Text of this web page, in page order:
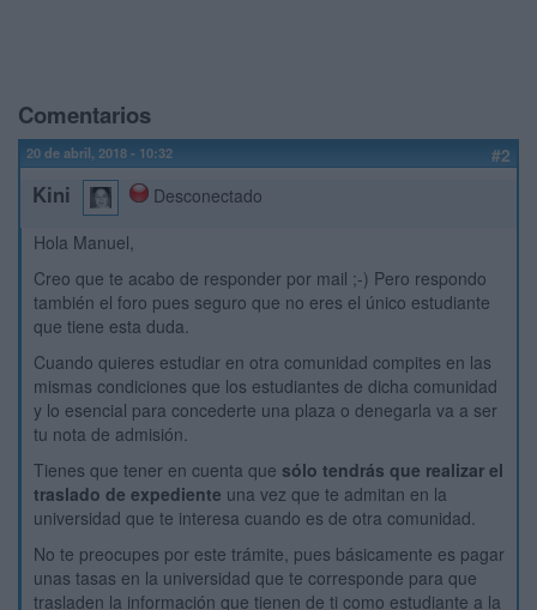
Comentarios
20 de abril, 2018 - 10:32 #2
Kini
Desconectado
Hola Manuel,
Creo que te acabo de responder por mail ;-) Pero respondo
también el foro pues seguro que no eres el único estudiante
que tiene esta duda.
Cuando quieres estudiar en otra comunidad compites en las
mismas condiciones que los estudiantes de dicha comunidad
y lo esencial para concederte una plaza o denegarla va a ser
tu nota de admisión.
Tienes que tener en cuenta que sólo tendrás que realizar el
traslado de expediente una vez que te admitan en la
universidad que te interesa cuando es de otra comunidad.
No te preocupes por este trámite, pues básicamente es pagar
unas tasas en la universidad que te corresponde para que
trasladen la información que tienen de ti como estudiante a la